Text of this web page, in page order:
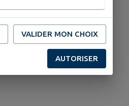
VALIDER MON CHOIX
AUTORISER